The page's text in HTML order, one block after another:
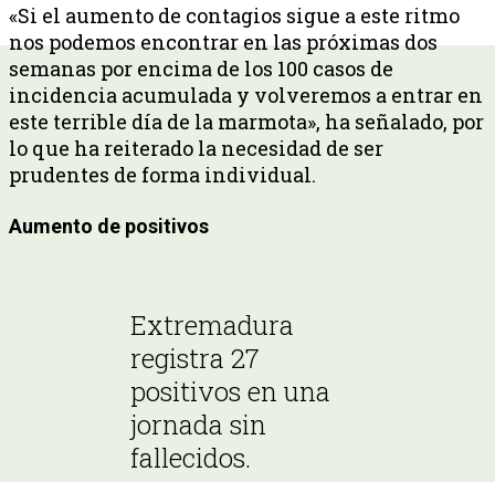
«Si el aumento de contagios sigue a este ritmo
nos podemos encontrar en las próximas dos
semanas por encima de los 100 casos de
incidencia acumulada y volveremos a entrar en
este terrible día de la marmota», ha señalado, por
lo que ha reiterado la necesidad de ser
prudentes de forma individual.
Aumento de positivos
Extremadura
registra 27
positivos en una
jornada sin
fallecidos.